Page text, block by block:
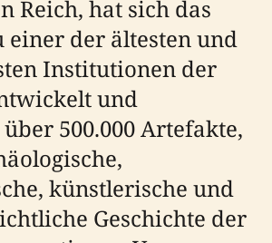
Reich, hat sich das
einer der ältesten und
Institutionen der
und
500.000 Artefakte,
künstlerische und
Geschichte der